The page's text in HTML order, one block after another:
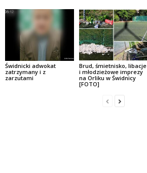
Świdnicki adwokat
zatrzymany i z
zarzutami
Brud, śmietnisko, libacje
i młodzieżowe imprezy
na Orliku w Świdnicy
[FOTO]